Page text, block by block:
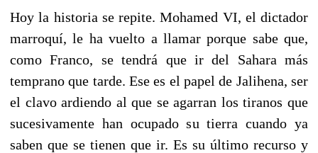
Hoy la historia se repite. Mohamed VI, el dictador
marroquí, le ha vuelto a llamar porque sabe que,
como Franco, se tendrá que ir del Sahara más
temprano que tarde. Ese es el papel de Jalihena, ser
el clavo ardiendo al que se agarran los tiranos que
sucesivamente han ocupado su tierra cuando ya
saben que se tienen que ir. Es su último recurso y